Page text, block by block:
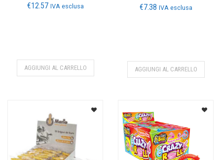
€12.57 IVA esclusa
AGGIUNGI AL CARRELLO
€7.38 IVA esclusa
AGGIUNGI AL CARRELLO